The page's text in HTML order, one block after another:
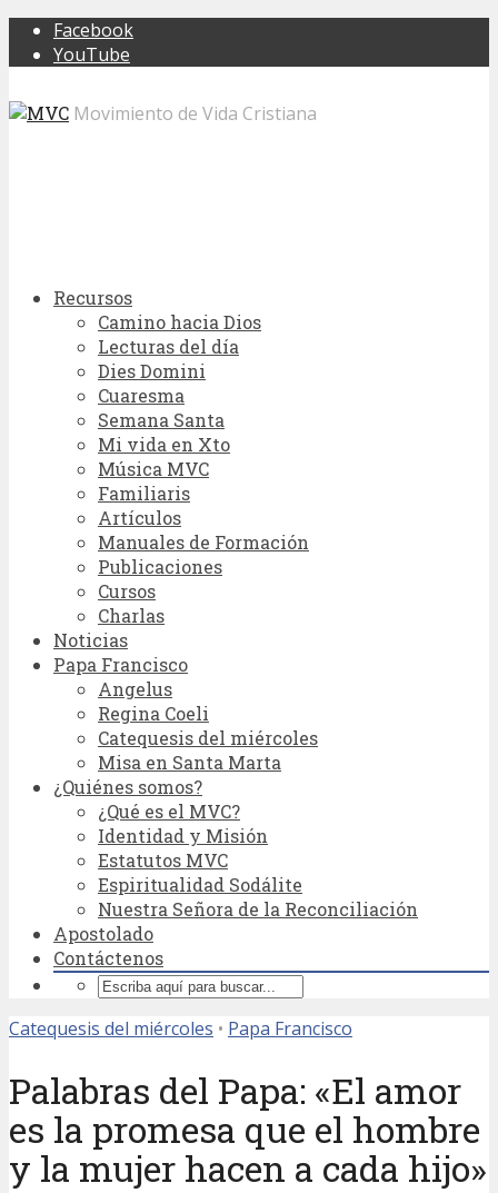
Facebook
YouTube
Movimiento de Vida Cristiana
Recursos
Camino hacia Dios
Lecturas del día
Dies Domini
Cuaresma
Semana Santa
Mi vida en Xto
Música MVC
Familiaris
Artículos
Manuales de Formación
Publicaciones
Cursos
Charlas
Noticias
Papa Francisco
Angelus
Regina Coeli
Catequesis del miércoles
Misa en Santa Marta
¿Quiénes somos?
¿Qué es el MVC?
Identidad y Misión
Estatutos MVC
Espiritualidad Sodálite
Nuestra Señora de la Reconciliación
Apostolado
Contáctenos
Catequesis del miércoles • Papa Francisco
Palabras del Papa: «El amor
es la promesa que el hombre
y la mujer hacen a cada hijo»